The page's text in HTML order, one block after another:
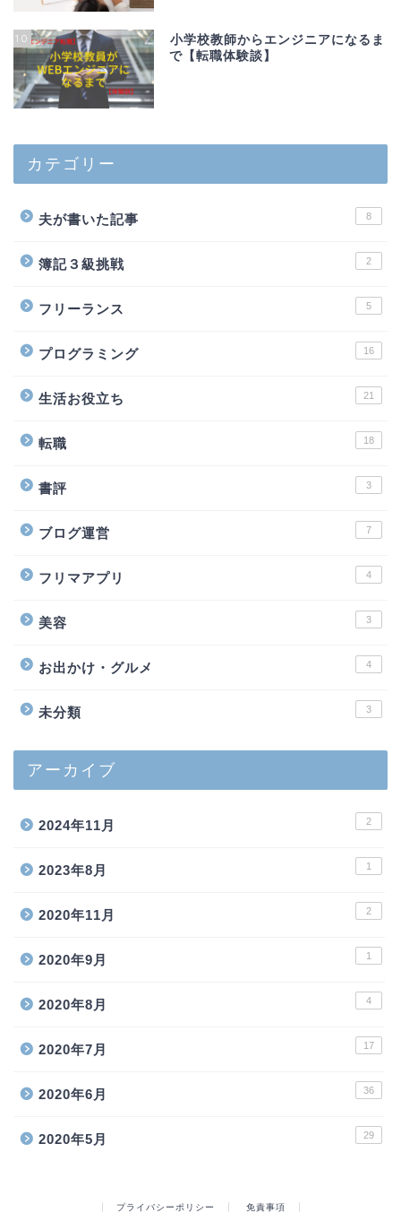
10
小学校教師からエンジニアになるま
で【転職体験談】
カテゴリー
夫が書いた記事 8
簿記３級挑戦 2
フリーランス 5
プログラミング 16
生活お役立ち 21
転職 18
書評 3
ブログ運営 7
フリマアプリ 4
美容 3
お出かけ・グルメ 4
未分類 3
アーカイブ
2024年11月 2
2023年8月 1
2020年11月 2
2020年9月 1
2020年8月 4
2020年7月 17
2020年6月 36
2020年5月 29
プライバシーポリシー 免責事項